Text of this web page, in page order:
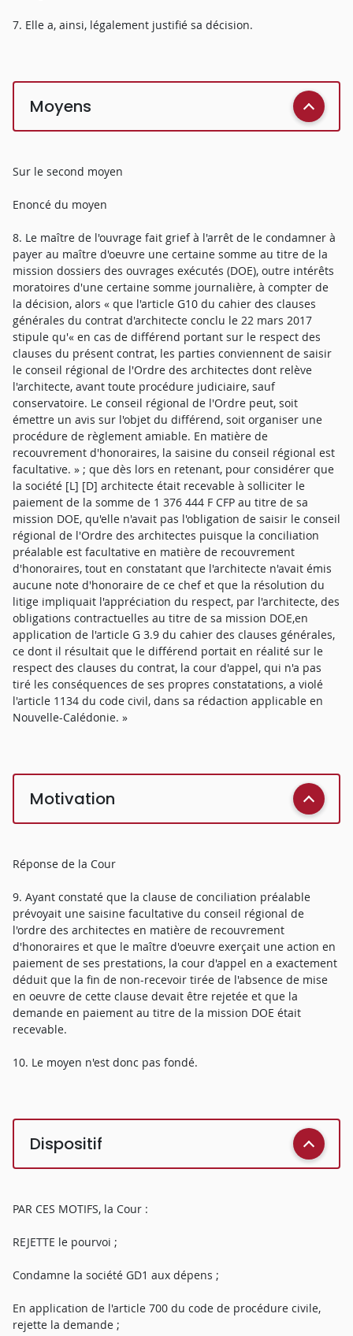
7. Elle a, ainsi, légalement justifié sa décision.
Moyens
Sur le second moyen
Enoncé du moyen
8. Le maître de l'ouvrage fait grief à l'arrêt de le condamner à
payer au maître d'oeuvre une certaine somme au titre de la
mission dossiers des ouvrages exécutés (DOE), outre intérêts
moratoires d'une certaine somme journalière, à compter de
la décision, alors « que l'article G10 du cahier des clauses
générales du contrat d'architecte conclu le 22 mars 2017
stipule qu'« en cas de différend portant sur le respect des
clauses du présent contrat, les parties conviennent de saisir
le conseil régional de l'Ordre des architectes dont relève
l'architecte, avant toute procédure judiciaire, sauf
conservatoire. Le conseil régional de l'Ordre peut, soit
émettre un avis sur l'objet du différend, soit organiser une
procédure de règlement amiable. En matière de
recouvrement d'honoraires, la saisine du conseil régional est
facultative. » ; que dès lors en retenant, pour considérer que
la société [L] [D] architecte était recevable à solliciter le
paiement de la somme de 1 376 444 F CFP au titre de sa
mission DOE, qu'elle n'avait pas l'obligation de saisir le conseil
régional de l'Ordre des architectes puisque la conciliation
préalable est facultative en matière de recouvrement
d'honoraires, tout en constatant que l'architecte n'avait émis
aucune note d'honoraire de ce chef et que la résolution du
litige impliquait l'appréciation du respect, par l'architecte, des
obligations contractuelles au titre de sa mission DOE,en
application de l'article G 3.9 du cahier des clauses générales,
ce dont il résultait que le différend portait en réalité sur le
respect des clauses du contrat, la cour d'appel, qui n'a pas
tiré les conséquences de ses propres constatations, a violé
l'article 1134 du code civil, dans sa rédaction applicable en
Nouvelle-Calédonie. »
Motivation
Réponse de la Cour
9. Ayant constaté que la clause de conciliation préalable
prévoyait une saisine facultative du conseil régional de
l'ordre des architectes en matière de recouvrement
d'honoraires et que le maître d'oeuvre exerçait une action en
paiement de ses prestations, la cour d'appel en a exactement
déduit que la fin de non-recevoir tirée de l'absence de mise
en oeuvre de cette clause devait être rejetée et que la
demande en paiement au titre de la mission DOE était
recevable.
10. Le moyen n'est donc pas fondé.
Dispositif
PAR CES MOTIFS, la Cour :
REJETTE le pourvoi ;
Condamne la société GD1 aux dépens ;
En application de l'article 700 du code de procédure civile,
rejette la demande ;